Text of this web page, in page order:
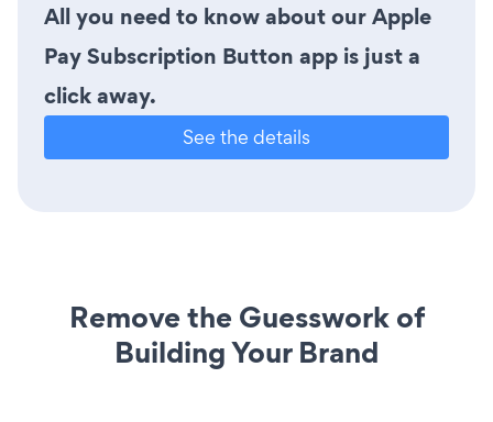
All you need to know about our Apple
Pay Subscription Button app is just a
click away.
See the details
Remove the Guesswork of
Building Your Brand